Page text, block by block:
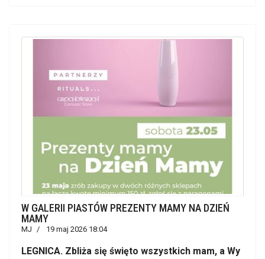
W GALERII PIASTÓW PREZENTY MAMY NA DZIEŃ
MAMY
MJ 19 maj 2026 18:04
LEGNICA. Zbliża się święto wszystkich mam, a Wy